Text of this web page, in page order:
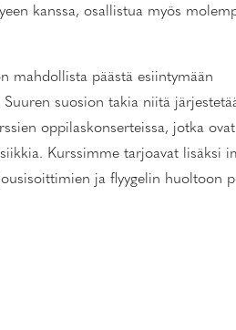
kanssa, osallistua myös
mahdollista päästä esiintymään
suosion takia niitä
oppilaskonserteissa, jotka
Kurssimme tarjoavat lisäksi
ja flyygelin huoltoon